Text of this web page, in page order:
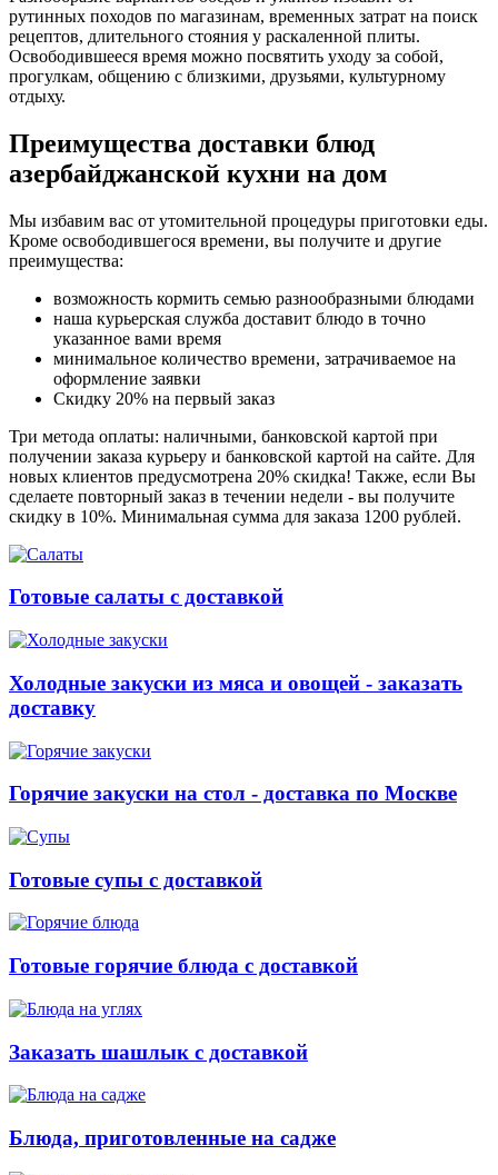
рутинных походов по магазинам, временных затрат на поиск
рецептов, длительного стояния у раскаленной плиты.
Освободившееся время можно посвятить уходу за собой,
прогулкам, общению с близкими, друзьями, культурному
отдыху.
Преимущества доставки блюд
азербайджанской кухни на дом
Мы избавим вас от утомительной процедуры приготовки еды.
Кроме освободившегося времени, вы получите и другие
преимущества:
возможность кормить семью разнообразными блюдами
наша курьерская служба доставит блюдо в точно
указанное вами время
минимальное количество времени, затрачиваемое на
оформление заявки
Скидку 20% на первый заказ
Три метода оплаты: наличными, банковской картой при
получении заказа курьеру и банковской картой на сайте. Для
новых клиентов предусмотрена 20% скидка! Также, если Вы
сделаете повторный заказ в течении недели - вы получите
скидку в 10%. Минимальная сумма для заказа 1200 рублей.
Готовые салаты с доставкой
Холодные закуски из мяса и овощей - заказать
доставку
Горячие закуски на стол - доставка по Москве
Готовые супы с доставкой
Готовые горячие блюда с доставкой
Заказать шашлык с доставкой
Блюда, приготовленные на садже